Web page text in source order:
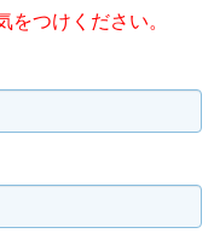
つけください。